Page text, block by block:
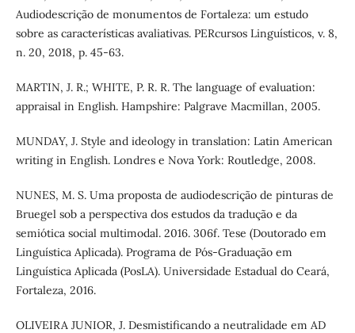
Audiodescrição de monumentos de Fortaleza: um estudo
sobre as características avaliativas. PERcursos Linguísticos, v. 8,
n. 20, 2018, p. 45-63.
MARTIN, J. R.; WHITE, P. R. R. The language of evaluation:
appraisal in English. Hampshire: Palgrave Macmillan, 2005.
MUNDAY, J. Style and ideology in translation: Latin American
writing in English. Londres e Nova York: Routledge, 2008.
NUNES, M. S. Uma proposta de audiodescrição de pinturas de
Bruegel sob a perspectiva dos estudos da tradução e da
semiótica social multimodal. 2016. 306f. Tese (Doutorado em
Linguística Aplicada). Programa de Pós-Graduação em
Linguística Aplicada (PosLA). Universidade Estadual do Ceará,
Fortaleza, 2016.
OLIVEIRA JUNIOR, J. Desmistificando a neutralidade em AD